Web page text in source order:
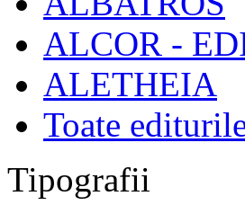
ALCOR -
ALETHEIA
Toate
Tipografii